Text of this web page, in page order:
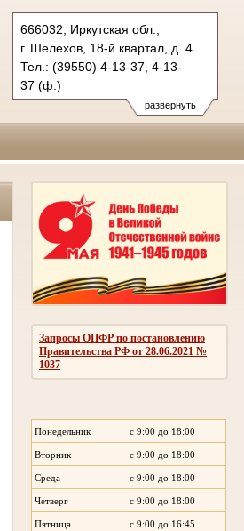
развернуть
666032, Иркутская обл.,
г. Шелехов, 18-й квартал, д. 4
Тел.: (39550) 4-13-37, 4-13-
37 (ф.)
shelehovsky.irk@sudrf.ru
Запросы ОПФР по постановлению
Правительства РФ от 28.06.2021 №
1037
Понедельник с 9:00 до 18:00
Вторник с 9:00 до 18:00
Среда с 9:00 до 18:00
Четверг с 9:00 до 18:00
Пятница с 9:00 до 16:45